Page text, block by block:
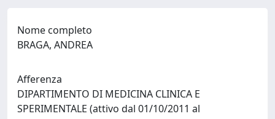
Nome completo
BRAGA, ANDREA
Afferenza
DIPARTIMENTO DI MEDICINA CLINICA E
SPERIMENTALE (attivo dal 01/10/2011 al